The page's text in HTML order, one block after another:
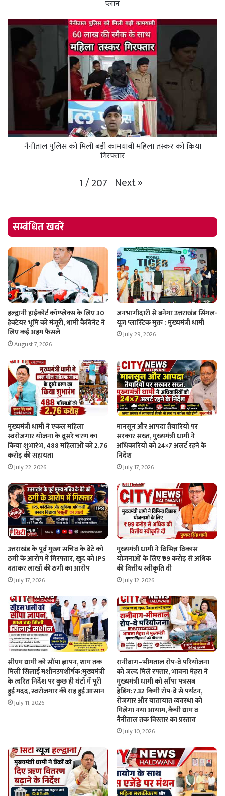
प्लान
नैनीताल पुलिस को मिली बड़ी कामयाबी महिला तस्कर को किया
गिरफ्तार
1/207 Next»
सम्बंधित खबरें
हल्द्वानी हाईकोर्ट कॉम्प्लेक्स के लिए 30
हेक्टेयर भूमि को मंजूरी, धामी कैबिनेट ने
लिए कई अहम फैसले
August 7, 2026
जनभागीदारी से बनेगा उत्तराखंड सिंगल-
यूज़ प्लास्टिक मुक्त : मुख्यमंत्री धामी
July 29, 2026
मुख्यमंत्री धामी ने एकल महिला
स्वरोजगार योजना के दूसरे चरण का
किया शुभारंभ, 488 महिलाओं को 2.76
करोड़ की सहायता
July 22, 2026
मानसून और आपदा तैयारियों पर
सरकार सख्त, मुख्यमंत्री धामी ने
अधिकारियों को 24×7 अलर्ट रहने के
निर्देश
July 17, 2026
उत्तराखंड के पूर्व मुख्य सचिव के बेटे को
ठगी के आरोप में गिरफ्तार, खुद को IPS
बताकर लाखों की ठगी का आरोप
July 17, 2026
मुख्यमंत्री धामी ने विभिन्न विकास
योजनाओं के लिए ₹99 करोड़ से अधिक
की वित्तीय स्वीकृति दी
July 12, 2026
सीएम धामी को सौंपा ज्ञापन, शाम तक
मिली सिलाई मशीनउपशीर्षक:मुख्यमंत्री
के त्वरित निर्देश पर कुछ ही घंटों में पूरी
हुई मदद, स्वरोजगार की राह हुई आसान
July 11, 2026
रानीबाग–भीमताल रोप-वे परियोजना
को जल्द मिले रफ्तार, भावना मेहरा ने
मुख्यमंत्री धामी को सौंपा पत्रसब
हेडिंग:7.32 किमी रोप-वे से पर्यटन,
रोजगार और यातायात व्यवस्था को
मिलेगा नया आयाम, कैंची धाम व
नैनीताल तक विस्तार का प्रस्ताव
July 10, 2026